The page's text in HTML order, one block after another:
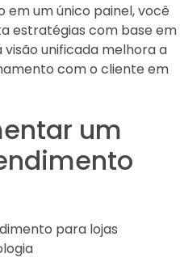
um único painel, você
estratégias com base em
visão unificada melhora a
com o cliente em
um